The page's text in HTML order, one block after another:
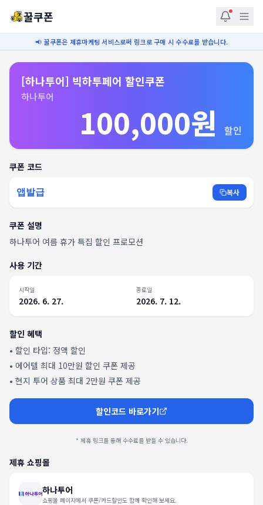
꿀쿠폰
📢 꿀쿠폰은 제휴마케팅 서비스로써 링크로 구매 시 수수료를 받습니다.
[하나투어] 빅하투페어 할인쿠폰
하나투어
100,000원 할인
쿠폰 코드
앱발급 복사
쿠폰 설명
하나투어 여름 휴가 특집 할인 프로모션
사용 기간
시작일
2026. 6. 27.
종료일
2026. 7. 12.
할인 혜택
• 할인 타입: 정액 할인
• 에어텔 최대 10만원 할인 쿠폰 제공
• 현지 투어 상품 최대 2만원 쿠폰 제공
할인코드 바로가기
* 제휴 링크를 통해 수수료를 받을 수 있습니다.
제휴 쇼핑몰
하나투어
쇼핑몰 페이지에서 쿠폰/카드할인도 함께 확인해 보세요.